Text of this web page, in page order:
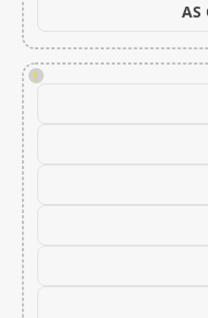
!